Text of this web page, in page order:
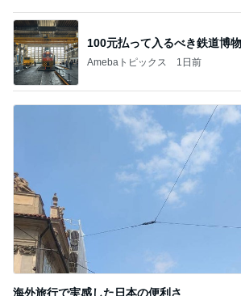
海外旅行で実感した日本の便利さ
Amebaトピックス
記事を読む
高熱で体力ダダ下がりになっ
Amebaトピックス 1日前
ジャンル人気記事ランキング
カメラ(風景写真)